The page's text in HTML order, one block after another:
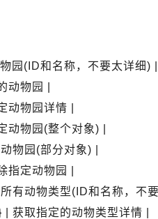
园(ID和名称，不要太详细) |
动物园 |
动物园详情 |
动物园(整个对象) |
物园(部分对象) |
指定动物园 |
有动物类型(ID和名称，不
获取指定的动物类型详情 |